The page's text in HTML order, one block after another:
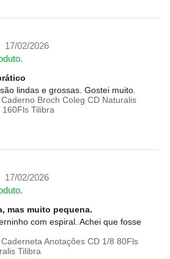
17/02/2026
lindas e grossas. Gostei muito.
Caderno Broch Coleg CD Naturalis
Tilibra
17/02/2026
mas muito pequena.
com espiral. Achei que fosse
Caderneta Anotações CD 1/8 80Fls
Tilibra